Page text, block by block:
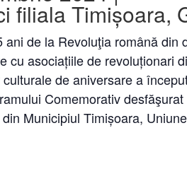
filiala Timișoara,
de la Revoluţia română din
cu asociațiile de revoluționari
de aniversare a
Comemorativ
Municipiul Timișoara,